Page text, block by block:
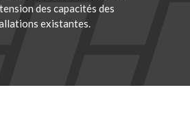
des capacités des
existantes.